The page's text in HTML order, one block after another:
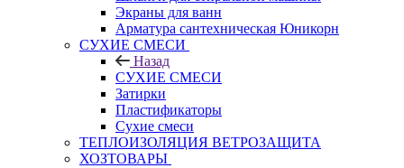
Экраны для ванн
Арматура сантехническая Юникорн
СУХИЕ СМЕСИ
Назад
СУХИЕ СМЕСИ
Затирки
Пластификаторы
Сухие смеси
ТЕПЛОИЗОЛЯЦИЯ ВЕТРОЗАЩИТА
ХОЗТОВАРЫ